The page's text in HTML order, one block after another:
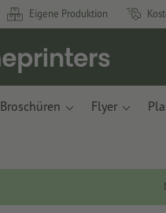
Eigene Produktion
Broschüren Flyer